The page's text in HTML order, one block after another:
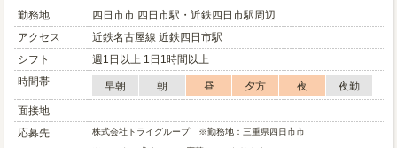
勤務地
四日市市 四日市駅・近鉄四日市駅周辺
アクセス
近鉄名古屋線 近鉄四日市駅
シフト
週1日以上 1日1時間以上
時間帯
早朝 朝 昼 夕方 夜
夜勤
面接地
応募先
株式会社トライグループ ※勤務地：三重県四日市市